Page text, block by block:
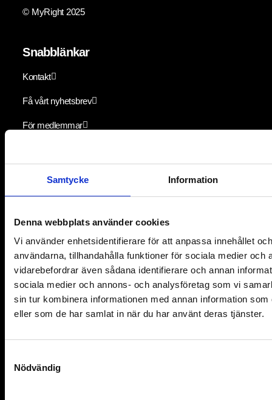
Samtycke Information
Denna webbplats använder cookies
Vi använder enhetsidentifierare för att anpassa innehållet
användarna, tillhandahålla funktioner för sociala medier och
vidarebefordrar även sådana identifierare och annan
sociala medier och annons- och analysföretag som vi
sin tur kombinera informationen med annan information som
eller som de har samlat in när du har använt deras tjänster.
Nödvändig
© MyRight 2025
Snabblänkar
Kontakt
Få vårt nyhetsbrev
För medlemmar
Lediga jobb
Följ oss
Facebook
Instagram
Twitter